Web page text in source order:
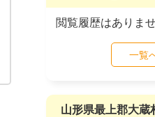
閲覧履歴はありま
一覧
山形県最上郡大蔵